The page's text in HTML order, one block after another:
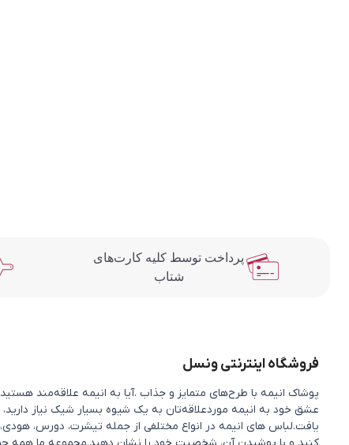
پرداخت توسط کلیه کارت‌های
شتاب
فروشگاه اینترنتی ونسل
پوشاک انیمه با طرح‌های متمایز و جذاب .آیا به انیمه علاقه‌مند
عشق خود به انیمه موردعلاقه‌تان به یک شیوه بسیار شیک نیاز
یافت.لباس های انیمه در انواع مختلفی از جمله تیشرت، دورس،